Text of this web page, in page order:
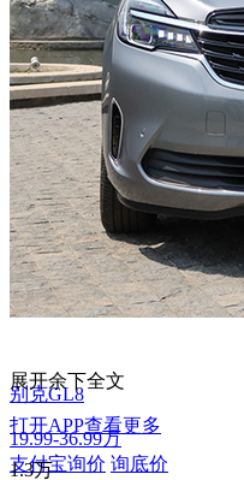
别克GL8
19.99-36.99万
支付宝询价 询底价
展开余下全文
打开APP查看更多
1.3万